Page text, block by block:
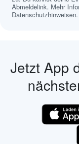
Abmeldelink. Mehr
Datenschutzhinweisen.
Jetzt App